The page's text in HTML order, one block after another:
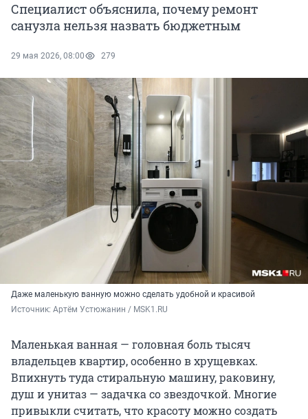
Специалист объяснила, почему ремонт
санузла нельзя назвать бюджетным
29 мая 2026, 08:00 279
Даже маленькую ванную можно сделать удобной и красивой
Источник: Артём Устюжанин / MSK1.RU
Маленькая ванная — головная боль тысяч
владельцев квартир, особенно в хрущевках.
Впихнуть туда стиральную машину, раковину,
душ и унитаз — задачка со звездочкой. Многие
привыкли считать, что красоту можно создать